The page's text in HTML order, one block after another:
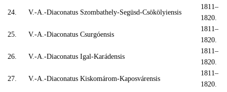
24. V.-A.-Diaconatus Szombathely-Següsd-Csökölyiensis
1811–
1820.
25. V.-A.-Diaconatus Csurgóensis
1811–
1820.
26. V.-A.-Diaconatus Igal-Karádensis
1811–
1820.
27. V.-A.-Diaconatus Kiskomárom-Kaposvárensis
1811–
1820.